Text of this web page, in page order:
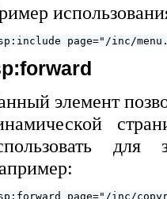
элемент
для